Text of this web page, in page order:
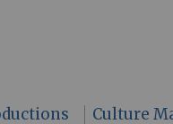
Culture